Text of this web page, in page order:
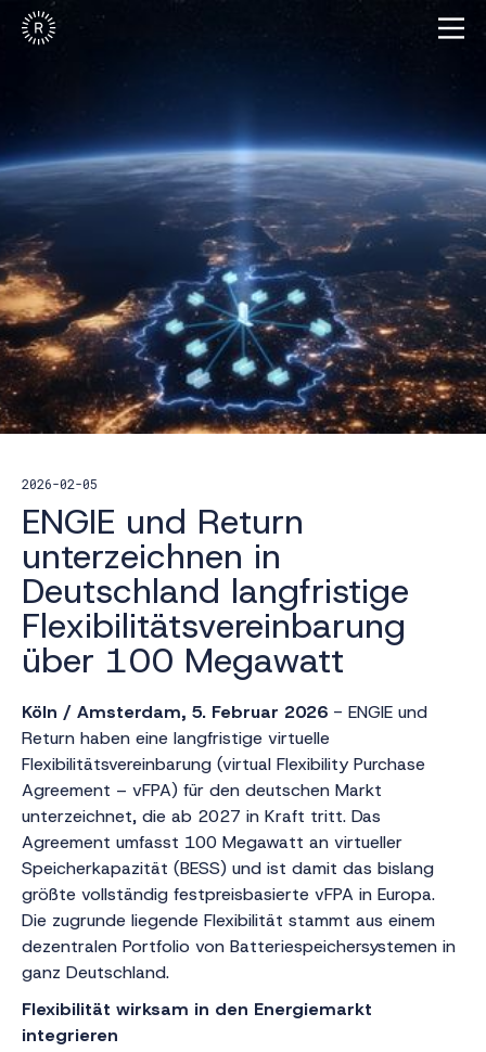
2026-02-05
ENGIE und Return
unterzeichnen in
Deutschland langfristige
Flexibilitätsvereinbarung
über 100 Megawatt
Köln / Amsterdam, 5. Februar 2026 - ENGIE und
Return haben eine langfristige virtuelle
Flexibilitätsvereinbarung (virtual Flexibility Purchase
Agreement – vFPA) für den deutschen Markt
unterzeichnet, die ab 2027 in Kraft tritt. Das
Agreement umfasst 100 Megawatt an virtueller
Speicherkapazität (BESS) und ist damit das bislang
größte vollständig festpreisbasierte vFPA in Europa.
Die zugrunde liegende Flexibilität stammt aus einem
dezentralen Portfolio von Batteriespeichersystemen in
ganz Deutschland.
Flexibilität wirksam in den Energiemarkt
integrieren